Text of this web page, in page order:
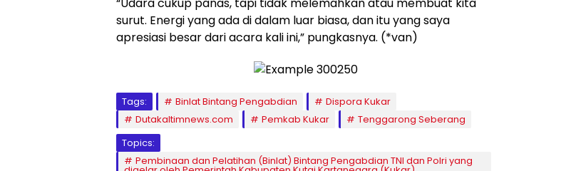
“Udara cukup panas, tapi tidak melemahkan atau membuat kita
surut. Energi yang ada di dalam luar biasa, dan itu yang saya
apresiasi besar dari acara kali ini,” pungkasnya. (*van)
Tags: Binlat Bintang Pengabdian
Dispora Kukar
Dutakaltimnews.com
Pemkab Kukar
Tenggarong Seberang
Topics:
Pembinaan dan Pelatihan (Binlat) Bintang Pengabdian TNI dan Polri yang